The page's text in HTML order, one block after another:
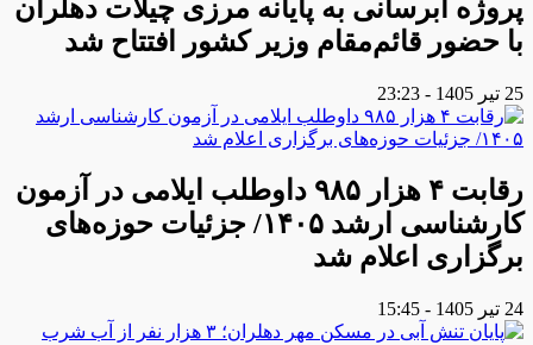
پروژه آبرسانی به پایانه مرزی چیلات دهلران
با حضور قائم‌مقام وزیر کشور افتتاح شد
25 تیر 1405 - 23:23
رقابت ۴ هزار ۹۸۵ داوطلب ایلامی در آزمون
کارشناسی ارشد ۱۴۰۵/ جزئیات حوزه‌های
برگزاری اعلام شد
24 تیر 1405 - 15:45